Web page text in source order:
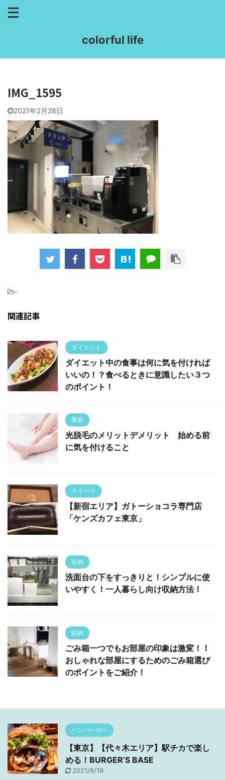
colorful life
IMG_1595
2021年2月28日
-
関連記事
ダイエット
ダイエット中の食事は何に気を付ければ
いいの！？食べるときに意識したい３つ
のポイント！
美容
光脱毛のメリットデメリット 始める前
に気を付けること
スイーツ
【新宿エリア】ガトーショコラ専門店
「ケンズカフェ東京」
収納
洗面台の下をすっきりと！シンプルに使
いやすく！一人暮らし向け収納方法！
収納
ごみ箱一つでもお部屋の印象は激変！！
おしゃれな部屋にするためのごみ箱選び
のポイントをご紹介！
ハンバーガー
【東京】【代々木エリア】駅チカで楽し
める！BURGER’S BASE
2021/6/19